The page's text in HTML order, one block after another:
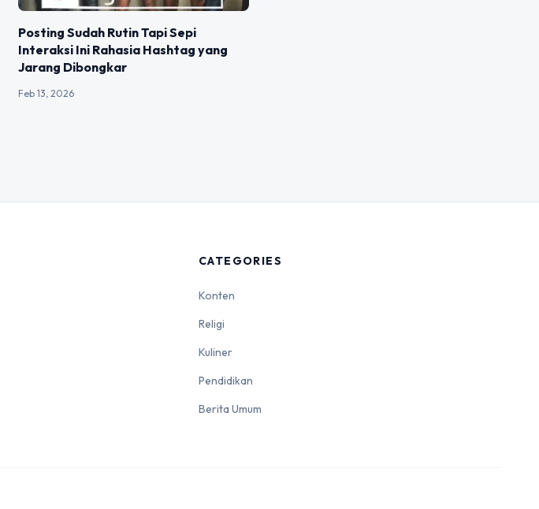
Posting Sudah Rutin Tapi Sepi
Interaksi Ini Rahasia Hashtag yang
Jarang Dibongkar
Feb 13, 2026
CATEGORIES
Konten
Religi
Kuliner
Pendidikan
Berita Umum